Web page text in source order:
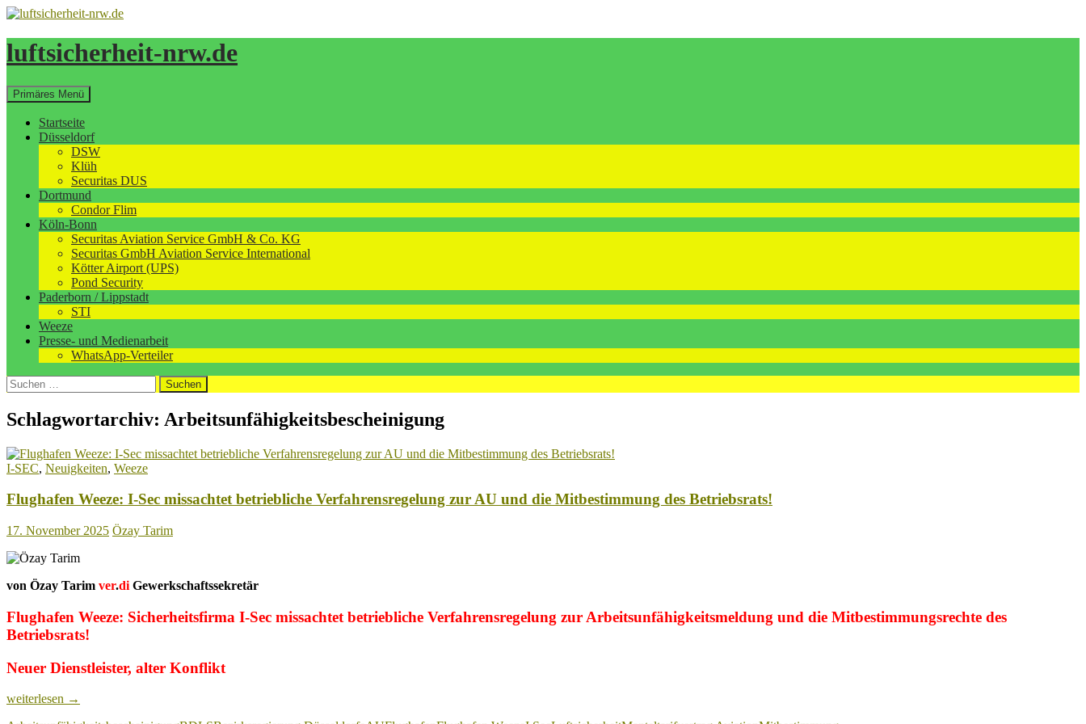
Zum
springen
luftsicherheit-nrw.de
Suchen
Primäres Menü
Startseite
Düsseldorf
DSW
Klüh
Securitas DUS
Dortmund
Condor Flim
Köln-Bonn
Securitas Aviation Service GmbH & Co. KG
Securitas GmbH Aviation Service International
Kötter Airport (UPS)
Pond Security
Paderborn / Lippstadt
STI
Weeze
Presse- und Medienarbeit
WhatsApp-Verteiler
Suchen
nach:
Schlagwortarchiv: Arbeitsunfähigkeitsbescheinigung
I-SEC, Neuigkeiten, Weeze
Flughafen Weeze: I-Sec missachtet betriebliche Verfahrensregelung zur AU und die Mitbestimmung des Betriebsrats!
17. November 2025 Özay Tarim
von Özay Tarim ver.di Gewerkschaftssekretär
Flughafen Weeze: Sicherheitsfirma I-Sec missachtet betriebliche Verfahrensregelung zur Arbeitsunfähigkeitsmeldung und die Mitbestimmungsrechte des
Betriebsrats!
Neuer Dienstleister, alter Konflikt
Flughafen
weiterlesen →